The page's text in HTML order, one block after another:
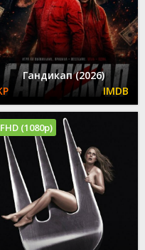
Гандикап (2026)
FHD (1080p)